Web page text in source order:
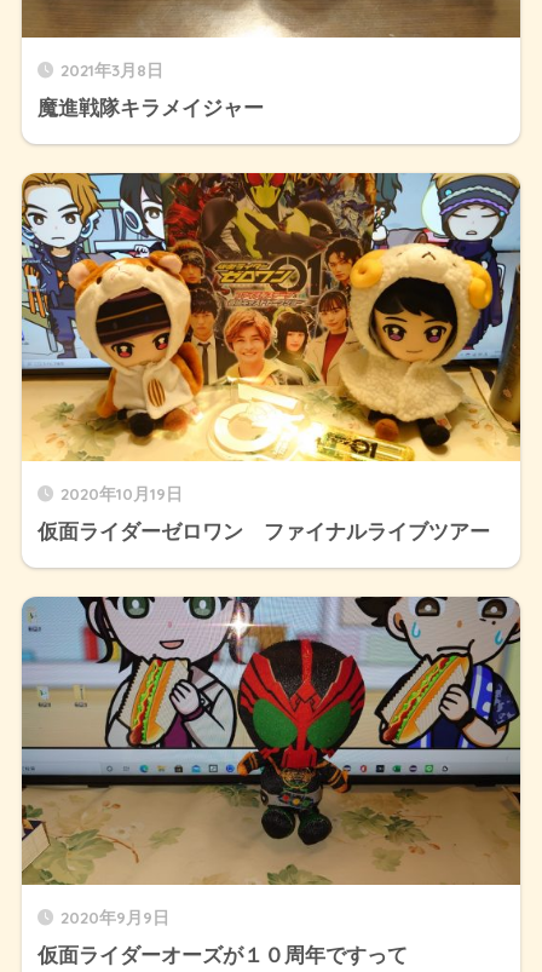
2021年3月8日
魔進戦隊キラメイジャー
2020年10月19日
仮面ライダーゼロワン ファイナルライブツアー
2020年9月9日
仮面ライダーオーズが１０周年ですって